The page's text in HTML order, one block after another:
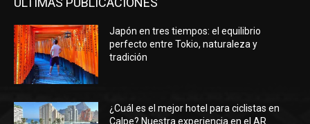
Japón en tres tiempos: el equilibrio
perfecto entre Tokio, naturaleza y
tradición
¿Cuál es el mejor hotel para ciclistas en
Calpe? Nuestra experiencia en el AR